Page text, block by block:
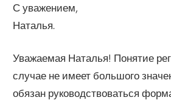
С уважением,
Наталья.
Уважаемая Наталья! Понятие
случае не имеет большого
обязан руководствоваться